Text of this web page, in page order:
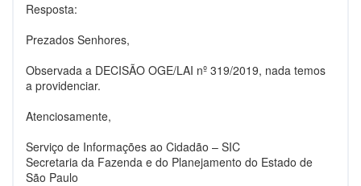
Resposta:
Prezados Senhores,
Observada a DECISÃO OGE/LAI nº 319/2019, nada temos
a providenciar.
Atenciosamente,
Serviço de Informações ao Cidadão – SIC
Secretaria da Fazenda e do Planejamento do Estado de
São Paulo